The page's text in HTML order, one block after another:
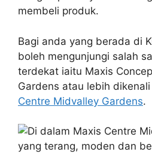
membeli produk.
Bagi anda yang berada di
boleh mengunjungi salah
terdekat iaitu Maxis
Gardens atau lebih
Centre Midvalley Gardens.